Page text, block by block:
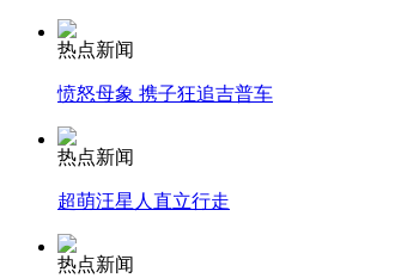
热点新闻
愤怒母象 携子狂追吉普车
热点新闻
超萌汪星人直立行走
热点新闻